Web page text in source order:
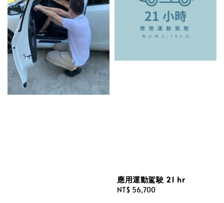
應用運動駕駛 21 hr
Regular
NT$ 56,700